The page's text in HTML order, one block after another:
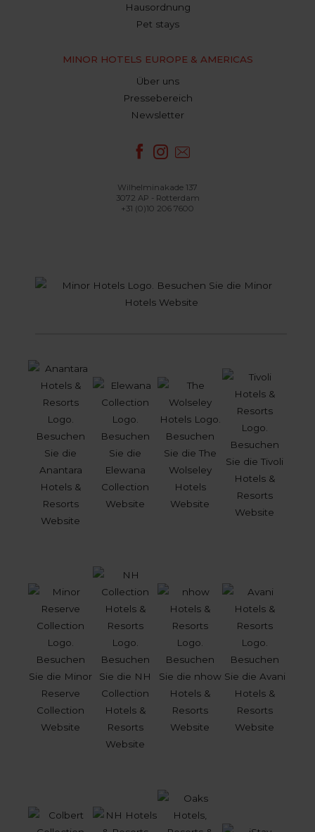
Hausordnung
Pet stays
MINOR HOTELS EUROPE & AMERICAS
Über uns
Pressebereich
Newsletter
Wilhelminakade 137
3072 AP - Rotterdam
+31 (0)10 206 7600